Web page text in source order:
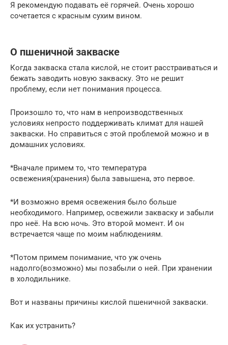
Я рекомендую подавать её горячей. Очень хорошо
сочетается с красным сухим вином.
О пшеничной закваске
Когда закваска стала кислой, не стоит расстраиваться и
бежать заводить новую закваску. Это не решит
проблему, если нет понимания процесса.
Произошло то, что нам в непроизводственных
условиях непросто поддерживать климат для нашей
закваски. Но справиться с этой проблемой можно и в
домашних условиях.
*Вначале примем то, что температура
освежения(хранения) была завышена, это первое.
*И возможно время освежения было больше
необходимого. Например, освежили закваску и забыли
про неё. На всю ночь. Это второй момент. И он
встречается чаще по моим наблюдениям.
*Потом примем понимание, что уж очень
надолго(возможно) мы позабыли о ней. При хранении
в холодильнике.
Вот и названы причины кислой пшеничной закваски.
Как их устранить?